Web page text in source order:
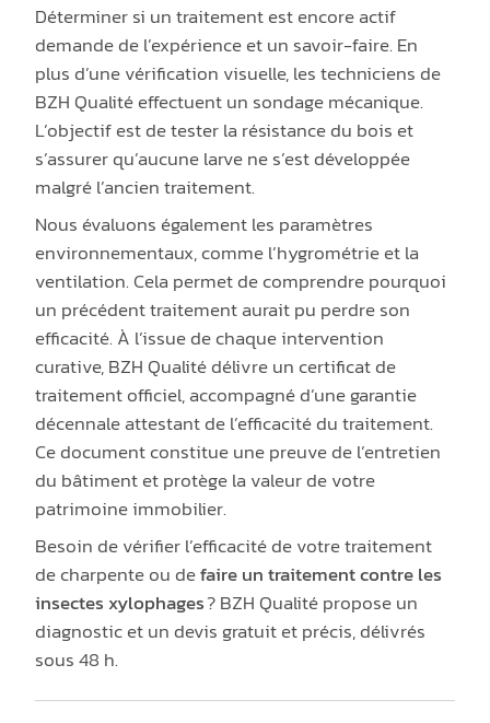
Déterminer si un traitement est encore actif
demande de l’expérience et un savoir-faire. En
plus d’une vérification visuelle, les techniciens de
BZH Qualité effectuent un sondage mécanique.
L’objectif est de tester la résistance du bois et
s’assurer qu’aucune larve ne s’est développée
malgré l’ancien traitement.
Nous évaluons également les paramètres
environnementaux, comme l’hygrométrie et la
ventilation. Cela permet de comprendre pourquoi
un précédent traitement aurait pu perdre son
efficacité. À l’issue de chaque intervention
curative, BZH Qualité délivre un certificat de
traitement officiel, accompagné d’une garantie
décennale attestant de l’efficacité du traitement.
Ce document constitue une preuve de l’entretien
du bâtiment et protège la valeur de votre
patrimoine immobilier.
Besoin de vérifier l’efficacité de votre traitement
de charpente ou defaire un traitement contre les
insectes xylophages? BZH Qualité propose un
diagnostic et un devis gratuit et précis, délivrés
sous 48 h.